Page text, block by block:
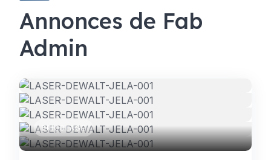
Annonces de Fab
Admin
BRICOLAGE